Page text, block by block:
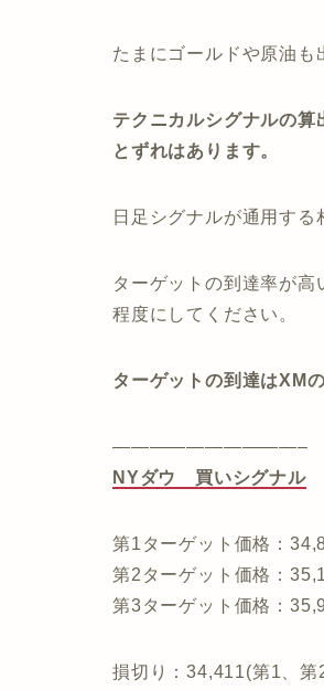
たまにゴールドや原油も
テクニカルシグナルの
とずれはあります。
日足シグナルが通用する
ターゲットの到達率が
程度にしてください。
ターゲットの到達はXM
——————————–
NYダウ 買いシグナル
第1ターゲット価格：
第2ターゲット価格：
第3ターゲット価格：
損切り：34,411(第1、